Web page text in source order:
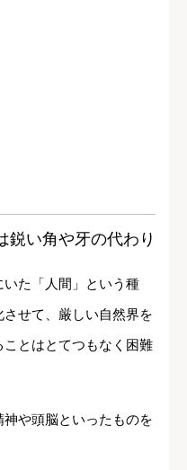
鋭い角や牙の代わり
た「人間」という種
せて、厳しい自然界を
とはとてつもなく困難
や頭脳といったものを